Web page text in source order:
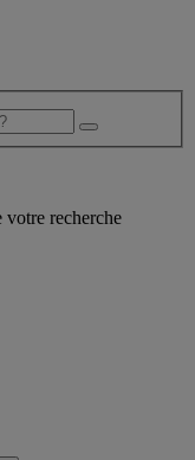
votre recherche